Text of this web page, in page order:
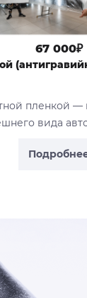
67 000₽
пленкой —
вида